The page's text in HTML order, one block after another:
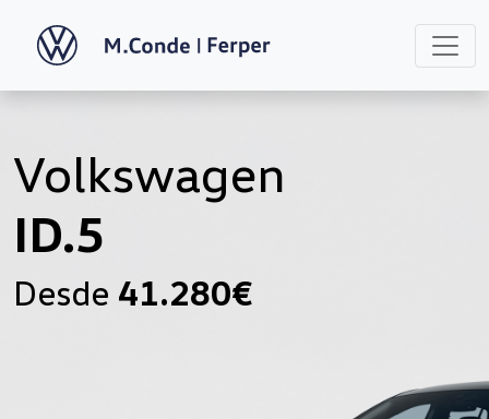
Volkswagen
ID.5
Desde 41.280€